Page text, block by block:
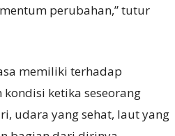
perubahan,” tutur
memiliki terhadap
ketika seseorang
udara yang sehat, laut yang